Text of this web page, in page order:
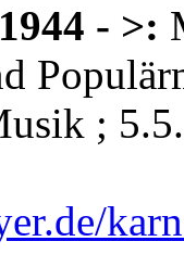
- >:
; 5.5.